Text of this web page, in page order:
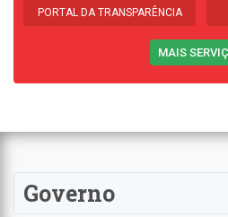
PORTAL DA TRANSPARÊNCIA
MAIS
Governo